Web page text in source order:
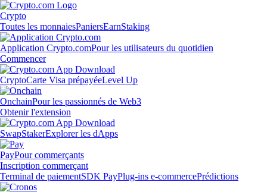
Crypto
Toutes les monnaiesPaniersEarnStaking
Application Crypto.comPour les utilisateurs du quotidien
Commencer
CryptoCarte Visa prépayéeLevel Up
OnchainPour les passionnés de Web3
Obtenir l'extension
SwapStakerExplorer les dApps
PayPour commerçants
Inscription commerçant
Terminal de paiementSDK PayPlug-ins e-commercePrédictions